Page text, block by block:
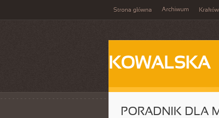
Strona główna Archiwum Kraków
KOWALSKA
PORADNIK DLA